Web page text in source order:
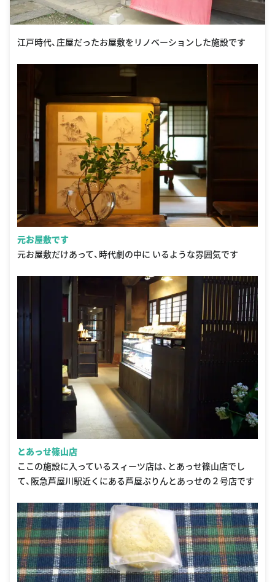
江戸時代、庄屋だったお屋敷をリノベーションした施設です
元お屋敷です
元お屋敷だけあって、時代劇の中に いるような雰囲気です
とあっせ篠山店
ここの施設に入っているスィーツ店は、とあっせ篠山店でし
て、阪急芦屋川駅近くにある芦屋ぷりんとあっせの２号店です